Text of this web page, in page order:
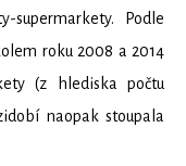
Podle
roku 2008 a 2014
(z hlediska počtu
naopak stoupala